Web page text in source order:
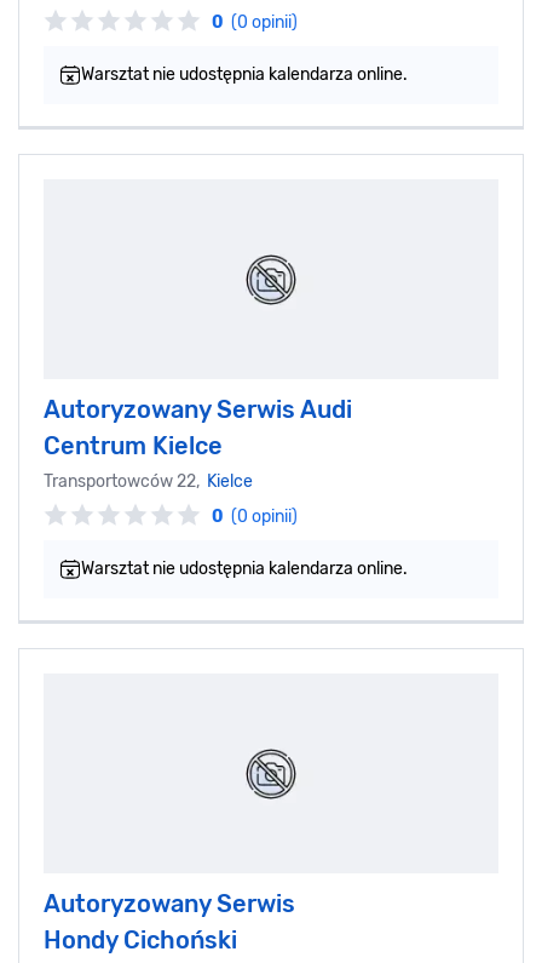
0 (0 opinii)
Warsztat nie udostępnia kalendarza online.
Autoryzowany Serwis Audi
Centrum Kielce
Transportowców 22, Kielce
0 (0 opinii)
Warsztat nie udostępnia kalendarza online.
Autoryzowany Serwis
Hondy Cichoński